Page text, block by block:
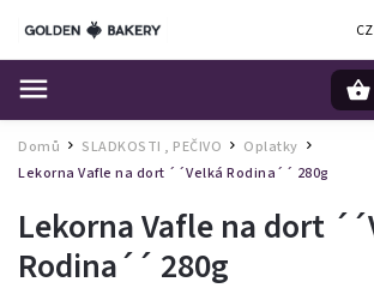
Domů / SLADKOSTI , PEČIVO / Oplatky
Lekorna Vafle na dort ´´Velká Rodina´´ 280g
Lekorna Vafle na dort
Rodina´´ 280g